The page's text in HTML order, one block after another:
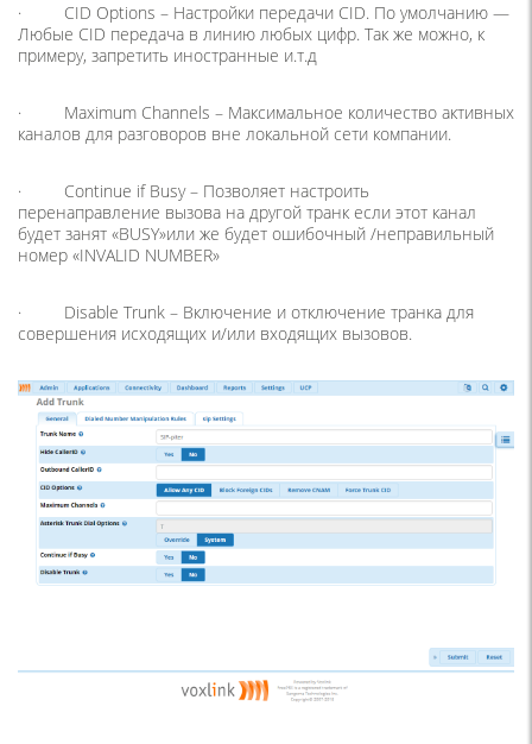
· CID Options – Настройки передачи CID. По умолчанию —
Любые CID передача в линию любых цифр. Так же можно, к
примеру, запретить иностранные и.т.д
· Maximum Channels – Максимальное количество активных
каналов для разговоров вне локальной сети компании.
· Continue if Busy – Позволяет настроить
перенаправление вызова на другой транк если этот канал
будет занят «BUSY»или же будет ошибочный /неправильный
номер «INVALID NUMBER»
· Disable Trunk – Включение и отключение транка для
совершения исходящих и/или входящих вызовов.